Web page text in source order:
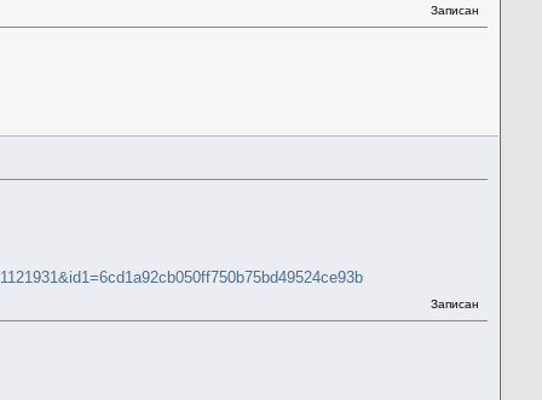
Записан
Записан